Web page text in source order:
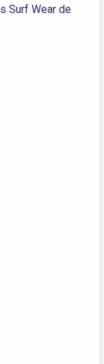
Surf Wear de